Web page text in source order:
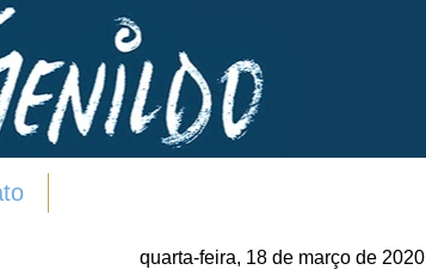
quarta-feira, 18 de março de 2020